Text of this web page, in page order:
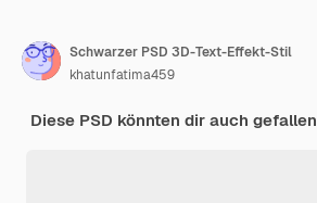
Schwarzer PSD 3D-Text-Effekt-Stil
khatunfatima459
Diese PSD könnten dir auch gefallen